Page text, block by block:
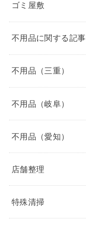
ゴミ屋敷
不用品に関する記事
不用品（三重）
不用品（岐阜）
不用品（愛知）
店舗整理
特殊清掃